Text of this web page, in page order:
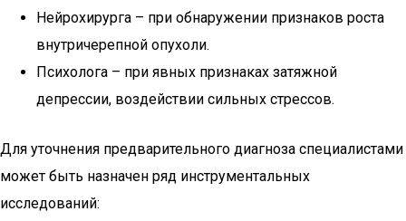
Нейрохирурга – при обнаружении признаков роста
внутричерепной опухоли.
Психолога – при явных признаках затяжной
депрессии, воздействии сильных стрессов.
Для уточнения предварительного диагноза специалистами
может быть назначен ряд инструментальных
исследований: